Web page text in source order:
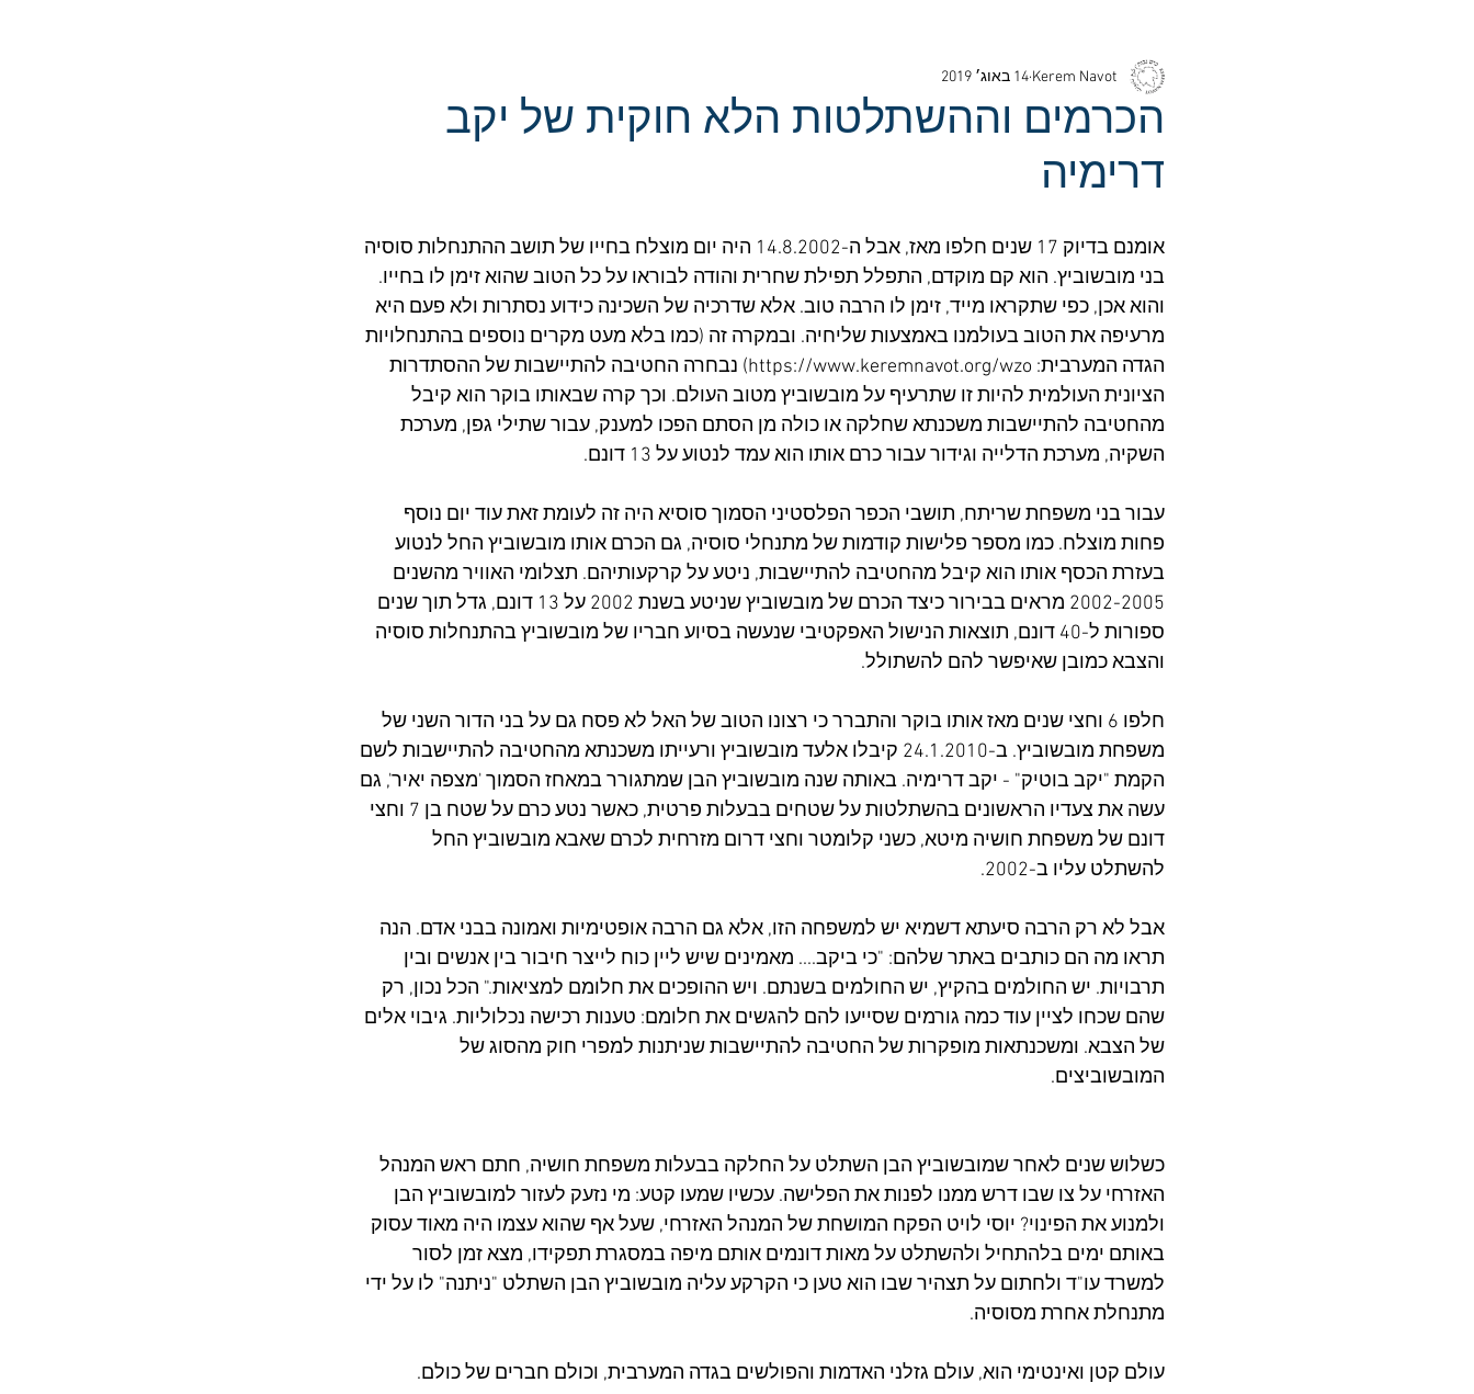
הכרמים וההשתלטות הלא חוקית של יקב
דרימיה
Kerem Navot 14 באוג׳ 2019
אומנם בדיוק 17 שנים חלפו מאז, אבל ה-14.8.2002 היה יום מוצלח בחייו של תושב ההתנחלות סוסיה
בני מובשוביץ. הוא קם מוקדם, התפלל תפילת שחרית והודה לבוראו על כל הטוב שהוא זימן לו בחייו.
והוא אכן, כפי שתקראו מייד, זימן לו הרבה טוב. אלא שדרכיה של השכינה כידוע נסתרות ולא פעם היא
מרעיפה את הטוב בעולמנו באמצעות שליחיה. ובמקרה זה (כמו בלא מעט מקרים נוספים בהתנחלויות
הגדה המערבית: https://www.keremnavot.org/wzo) נבחרה החטיבה להתיישבות של ההסתדרות
הציונית העולמית להיות זו שתרעיף על מובשוביץ מטוב העולם. וכך קרה שבאותו בוקר הוא קיבל
מהחטיבה להתיישבות משכנתא שחלקה או כולה מן הסתם הפכו למענק, עבור שתילי גפן, מערכת
השקיה, מערכת הדלייה וגידור עבור כרם אותו הוא עמד לנטוע על 13 דונם.
עבור בני משפחת שריתח, תושבי הכפר הפלסטיני הסמוך סוסיא היה זה לעומת זאת עוד יום נוסף
פחות מוצלח. כמו מספר פלישות קודמות של מתנחלי סוסיה, גם הכרם אותו מובשוביץ החל לנטוע
בעזרת הכסף אותו הוא קיבל מהחטיבה להתיישבות, ניטע על קרקעותיהם. תצלומי האוויר מהשנים
2002-2005 מראים בבירור כיצד הכרם של מובשוביץ שניטע בשנת 2002 על 13 דונם, גדל תוך שנים
ספורות ל-40 דונם, תוצאות הנישול האפקטיבי שנעשה בסיוע חבריו של מובשוביץ בהתנחלות סוסיה
והצבא כמובן שאיפשר להם להשתולל.
חלפו 6 וחצי שנים מאז אותו בוקר והתברר כי רצונו הטוב של האל לא פסח גם על בני הדור השני של
משפחת מובשוביץ. ב-24.1.2010 קיבלו אלעד מובשוביץ ורעייתו משכנתא מהחטיבה להתיישבות לשם
הקמת "יקב בוטיק" - יקב דרימיה. באותה שנה מובשוביץ הבן שמתגורר במאחז הסמוך 'מצפה יאיר', גם
עשה את צעדיו הראשונים בהשתלטות על שטחים בבעלות פרטית, כאשר נטע כרם על שטח בן 7 וחצי
דונם של משפחת חושיה מיטא, כשני קלומטר וחצי דרום מזרחית לכרם שאבא מובשוביץ החל
להשתלט עליו ב-2002.
אבל לא רק הרבה סיעתא דשמיא יש למשפחה הזו, אלא גם הרבה אופטימיות ואמונה בבני אדם. הנה
תראו מה הם כותבים באתר שלהם: "כי ביקב.... מאמינים שיש ליין כוח לייצר חיבור בין אנשים ובין
תרבויות. יש החולמים בהקיץ, יש החולמים בשנתם. ויש ההופכים את חלומם למציאות." הכל נכון, רק
שהם שכחו לציין עוד כמה גורמים שסייעו להם להגשים את חלומם: טענות רכישה נכלוליות. גיבוי אלים
של הצבא. ומשכנתאות מופקרות של החטיבה להתיישבות שניתנות למפרי חוק מהסוג של
המובשוביצים.
כשלוש שנים לאחר שמובשוביץ הבן השתלט על החלקה בבעלות משפחת חושיה, חתם ראש המנהל
האזרחי על צו שבו דרש ממנו לפנות את הפלישה. עכשיו שמעו קטע: מי נזעק לעזור למובשוביץ הבן
ולמנוע את הפינוי? יוסי לויט הפקח המושחת של המנהל האזרחי, שעל אף שהוא עצמו היה מאוד עסוק
באותם ימים בלהתחיל ולהשתלט על מאות דונמים אותם מיפה במסגרת תפקידו, מצא זמן לסור
למשרד עו"ד ולחתום על תצהיר שבו הוא טען כי הקרקע עליה מובשוביץ הבן השתלט "ניתנה" לו על ידי
מתנחלת אחרת מסוסיה.
עולם קטן ואינטימי הוא, עולם גזלני האדמות והפולשים בגדה המערבית, וכולם חברים של כולם.